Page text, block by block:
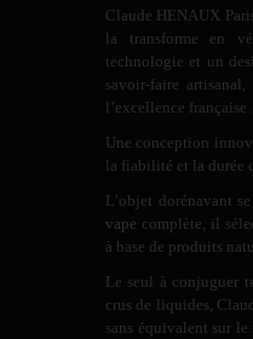
Claude HENAUX
la transforme en
technologie et un
savoir-faire
l’excellence française.
Une conception
la fiabilité et la durée
L’objet dorénavant
vape complète, il
à base de produits
Le seul à conjuguer
crus de liquides,
sans équivalent sur